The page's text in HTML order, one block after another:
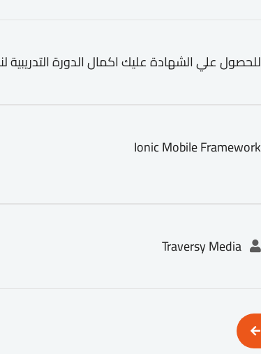
للحصول علي الشهادة عليك اكمال الدورة التدريبية
Ionic Mobile Framework
Traversy Media